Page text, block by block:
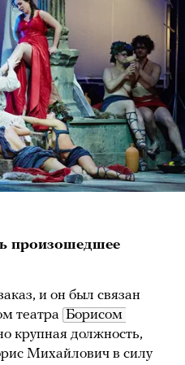
произошедшее
и он был связан
театра Борисом
крупная должность,
Михайлович в силу